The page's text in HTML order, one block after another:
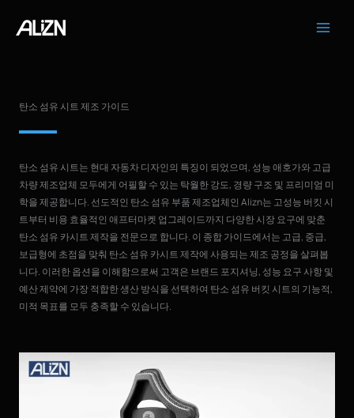
탄소 섬유 시트 제조 가이드
탄소 섬유 시트는 현대 자동차 디자인의 특징이 되었으며, 성능 애호가와 고급
차량 제조업체 모두에게 어필할 수 있는 탁월한 강도, 경량 구조 및 프리미엄 미
학을 제공합니다. 선도적인 탄소 섬유 부품 제조업체인 Alizn는 고성능 버킷 시
트부터 비용 효율적인 애프터마켓 업그레이드까지 다양한 시장 요구에 맞춘
탄소 섬유 카시트 제작을 전문으로 합니다. 이 종합 가이드에서는 고급, 중급,
보급형에 초점을 맞춰 탄소 섬유 카시트 제작에 사용되는 제조 공정을 살펴봅
니다. 이러한 옵션을 이해함으로써 고객은 브랜드 포지셔닝, 성능 요구 사항 및
예산 제약에 가장 적합한 생산 방식을 선택하여 탄소 섬유 버킷 시트의 기능적,
미적 목표를 모두 충족할 수 있습니다.